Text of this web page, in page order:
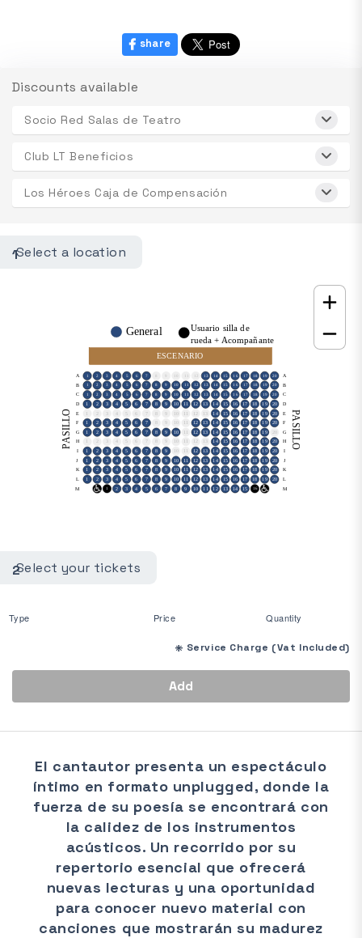
share
Discounts available
Socio Red Salas de Teatro
Club LT Beneficios
Los Héroes Caja de Compensación
Select a location
1
A 1 2 3 4 5 6 7 12 13 14 15 16 17 18 19 20
A
B
2 3 4 5 6 7 8 9 10 12 13 14 15 16 17 18 19 20 B
C 2 3 4 5 6 7 8 9 10 12 13 14 15 16 17 18 19 20
C
D
2 3 4 5 6 7 8 9 10 12 13 14 15 16 17 18 19 20 D
E 1 2 3 4 5 6 7 9 10 11 12 13 14 15 16 17 18 19 20 E
F 1 2 3 4 5 6 7 12 13 14 15 16 17 18 19 20
F
G
1 2 3 4 5 6 7 8 9 10 11 12 13 14 15 16 17 18 19 20 G
H 2 4 5 7 12 14 15 16 17 18 19 20
H
2 3 4 5 6 7 8 9 12 13 14 15 16 17 18 19 20
J 1 2 3 4 5 6 7 8 9 10 11 12 13 14 15 16 17 18 19 20
J
K
1 2 3 4 5 6 7 8 9 10 11 12 13 14 15 16 17 18 19 20
K
L
1 2 3 4 5 6 7 8 9 10 11 12 13 14 15 16 17 18 19 20
L
M
0 1 2 3 4 5 6 7 8 9 10 11 12 13 14 15 16 17 M
ESCENARIO
General
Usuario silla de
rueda + Acompañante
PASILLO PASILLO
Select your tickets
2
Type Price Quantity
* Service Charge (Vat Included)
Add
El cantautor presenta un espectáculo
íntimo en formato unplugged, donde la
fuerza de su poesía se encontrará con
la calidez de los instrumentos
acústicos. Un recorrido por su
repertorio esencial que ofrecerá
nuevas lecturas y una oportunidad
para conocer nuevo material con
canciones que mostrarán su madurez